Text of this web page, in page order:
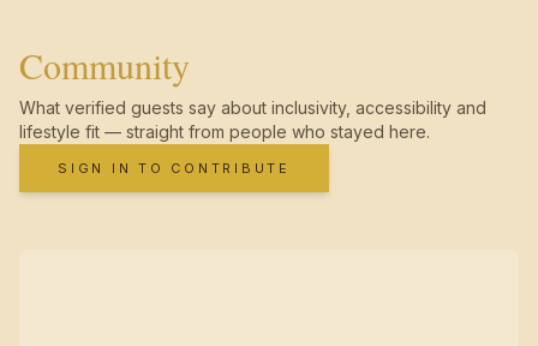
Community
What verified guests say about inclusivity, accessibility and
lifestyle fit — straight from people who stayed here.
SIGN IN TO CONTRIBUTE